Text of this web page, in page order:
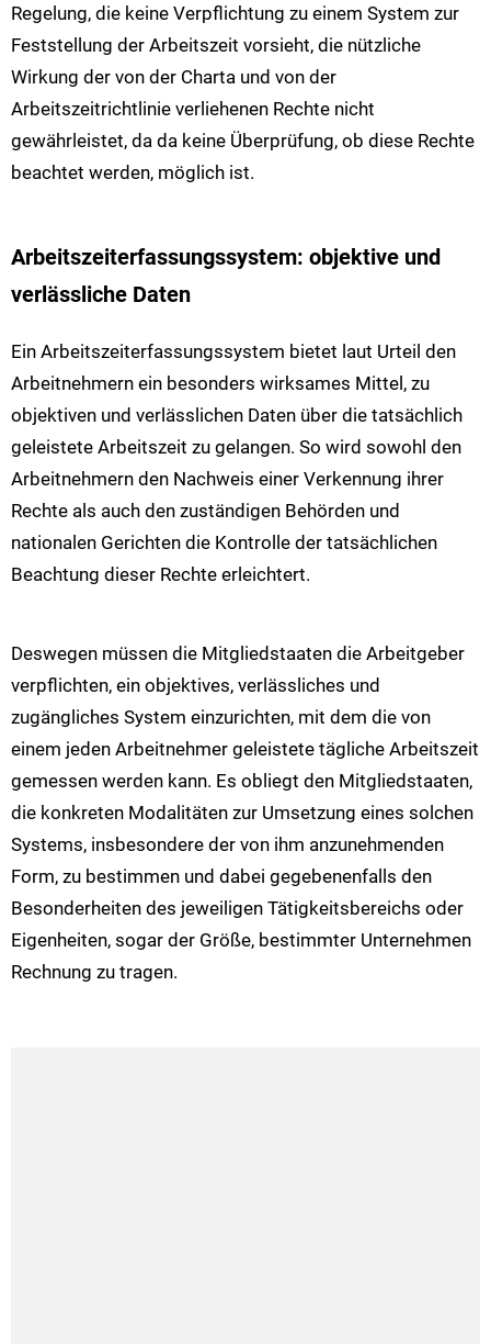
Regelung, die keine Verpflichtung zu einem System zur
Feststellung der Arbeitszeit vorsieht, die nützliche
Wirkung der von der Charta und von der
Arbeitszeitrichtlinie verliehenen Rechte nicht
gewährleistet, da da keine Überprüfung, ob diese Rechte
beachtet werden, möglich ist.
Arbeitszeiterfassungssystem: objektive und
verlässliche Daten
Ein Arbeitszeiterfassungssystem bietet laut Urteil den
Arbeitnehmern ein besonders wirksames Mittel, zu
objektiven und verlässlichen Daten über die tatsächlich
geleistete Arbeitszeit zu gelangen. So wird sowohl den
Arbeitnehmern den Nachweis einer Verkennung ihrer
Rechte als auch den zuständigen Behörden und
nationalen Gerichten die Kontrolle der tatsächlichen
Beachtung dieser Rechte erleichtert.
Deswegen müssen die Mitgliedstaaten die Arbeitgeber
verpflichten, ein objektives, verlässliches und
zugängliches System einzurichten, mit dem die von
einem jeden Arbeitnehmer geleistete tägliche Arbeitszeit
gemessen werden kann. Es obliegt den Mitgliedstaaten,
die konkreten Modalitäten zur Umsetzung eines solchen
Systems, insbesondere der von ihm anzunehmenden
Form, zu bestimmen und dabei gegebenenfalls den
Besonderheiten des jeweiligen Tätigkeitsbereichs oder
Eigenheiten, sogar der Größe, bestimmter Unternehmen
Rechnung zu tragen.